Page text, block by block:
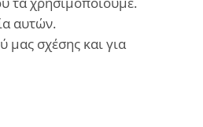
αυτών.
μας σχέσης και για